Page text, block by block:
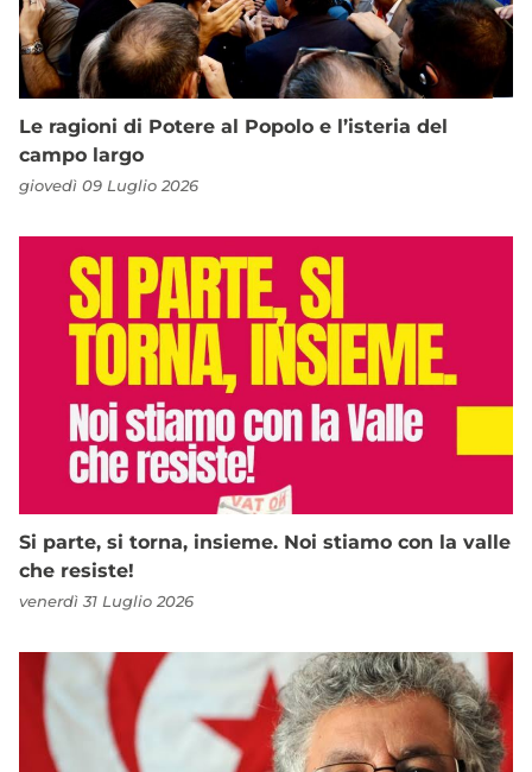
Le ragioni di Potere al Popolo e l’isteria del
campo largo
giovedì 09 Luglio 2026
Si parte, si torna, insieme. Noi stiamo con la valle
che resiste!
venerdì 31 Luglio 2026